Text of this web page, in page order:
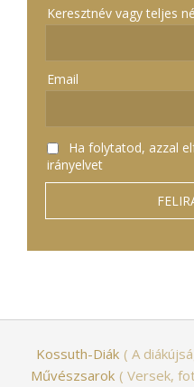
Keresztnév vagy teljes
Email
Ha folytatod, azzal
irányelvet
Kossuth-Diák
A
Művészsarok
Versek,